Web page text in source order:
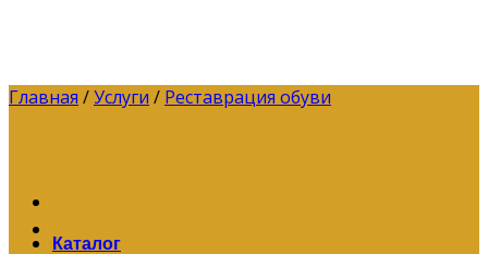
Каталог
Главная /Услуги / Реставрация обуви